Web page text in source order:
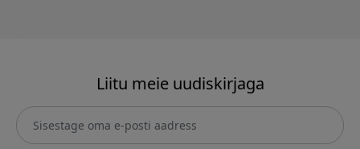
Liitu meie uudiskirjaga